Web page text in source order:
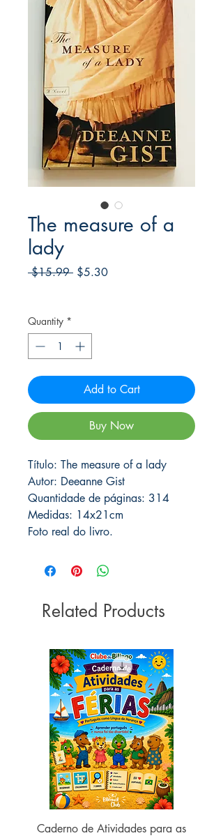
The measure of a
lady
$15.99 Regular
$5.30Sale
Quantity *
Add to Cart
Buy Now
Título: The measure of a lady
Autor: Deeanne Gist
Quantidade de páginas: 314
Medidas: 14x21cm
Foto real do livro.
Related Products
Caderno de Atividades para as